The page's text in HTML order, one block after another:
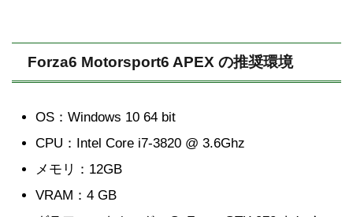
Forza6 Motorsport6 APEX の推奨環境
OS：Windows 10 64 bit
CPU：Intel Core i7-3820 @ 3.6Ghz
メモリ：12GB
VRAM：4 GB